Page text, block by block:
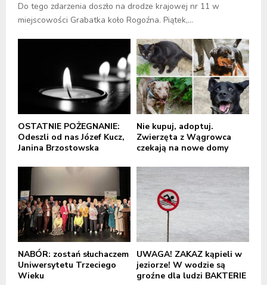
Do tego zdarzenia doszło na drodze krajowej nr 11 w
miejscowości Grabatka koło Rogoźna. Piątek,...
OSTATNIE POŻEGNANIE:
Odeszli od nas Józef Kucz,
Janina Brzostowska
Nie kupuj, adoptuj.
Zwierzęta z Wągrowca
czekają na nowe domy
NABÓR: zostań słuchaczem
Uniwersytetu Trzeciego
Wieku
UWAGA! ZAKAZ kąpieli w
jeziorze! W wodzie są
groźne dla ludzi BAKTERIE